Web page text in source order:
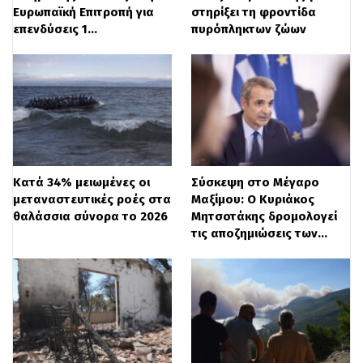
Ευρωπαϊκή Εισαγγελία για υπουργούς της
κυβέρνησης.
«Όχι, κύριε Μαρινάκη, δεν θα ξεφύγετε.
Θα απολογηθείτε για τη λεηλασία του
δημοσίου χρήματος», καταλήγει η
ανακοίνωση του ΠΑΣΟΚ, κλιμακώνοντας
περαιτέρω την ένταση στην κεντρική
Ευρωπαϊκή Επιτροπή για
επενδύσεις 1…
στηρίξει τη φροντίδα
πυρόπληκτων ζώων
Κατά 34% μειωμένες οι
μεταναστευτικές ροές στα
θαλάσσια σύνορα το 2026
Σύσκεψη στο Μέγαρο
Μαξίμου: Ο Κυριάκος
Μητσοτάκης δρομολογεί
τις αποζημιώσεις των…